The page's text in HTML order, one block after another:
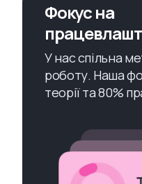
Фокус на
У нас спільна
роботу. Наша
теорії та 80%